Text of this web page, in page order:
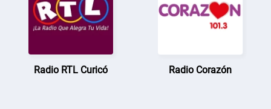
Radio RTL Curicó Radio Corazón